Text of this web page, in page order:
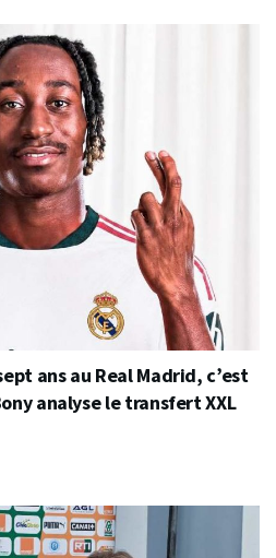
ans au Real Madrid, c’est
analyse le transfert XXL